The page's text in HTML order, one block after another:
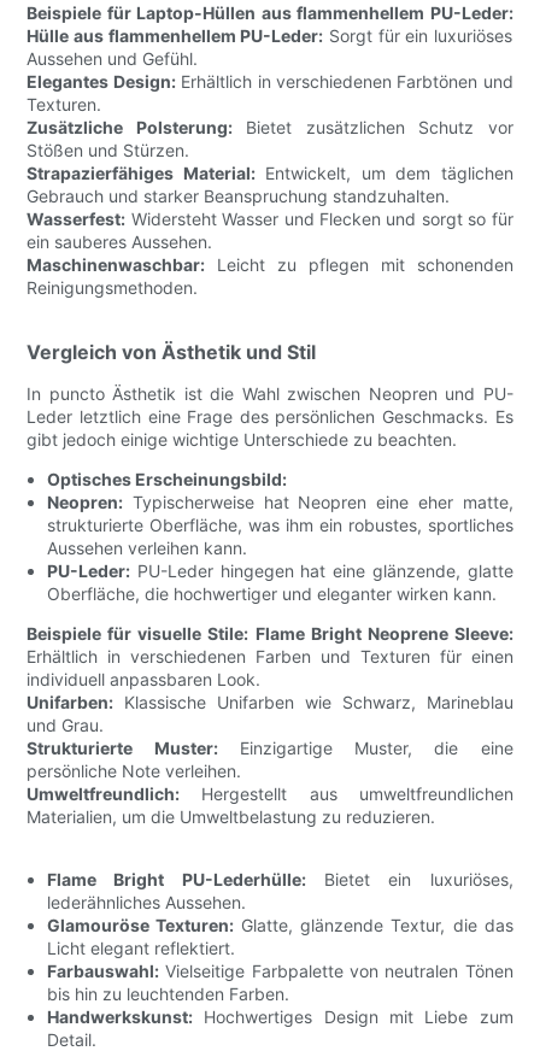
Beispiele für Laptop-Hüllen aus flammenhellem PU-Leder:
Hülle aus flammenhellem PU-Leder: Sorgt für ein luxuriöses
Aussehen und Gefühl.
Elegantes Design:Erhältlich in verschiedenen Farbtönen und
Texturen.
Zusätzliche Polsterung:Bietet zusätzlichen Schutz vor
Stößen und Stürzen.
Strapazierfähiges Material:Entwickelt, um dem täglichen
Gebrauch und starker Beanspruchung standzuhalten.
Wasserfest: Widersteht Wasser und Flecken und sorgt so für
ein sauberes Aussehen.
Maschinenwaschbar: Leicht zu pflegen mit schonenden
Reinigungsmethoden.
Vergleich von Ästhetik und Stil
In puncto Ästhetik ist die Wahl zwischen Neopren und PU-
Leder letztlich eine Frage des persönlichen Geschmacks. Es
gibt jedoch einige wichtige Unterschiede zu beachten.
Optisches Erscheinungsbild:
Neopren: Typischerweise hat Neopren eine eher matte,
strukturierte Oberfläche, was ihm ein robustes, sportliches
Aussehen verleihen kann.
PU-Leder: PU-Leder hingegen hat eine glänzende, glatte
Oberfläche, die hochwertiger und eleganter wirken kann.
Beispiele für visuelle Stile: Flame Bright Neoprene Sleeve:
Erhältlich in verschiedenen Farben und Texturen für einen
individuell anpassbaren Look.
Unifarben: Klassische Unifarben wie Schwarz, Marineblau
und Grau.
Strukturierte Muster:Einzigartige Muster, die eine
persönliche Note verleihen.
Umweltfreundlich: Hergestellt aus umweltfreundlichen
Materialien, um die Umweltbelastung zu reduzieren.
Flame Bright PU-Lederhülle:Bietet ein luxuriöses,
lederähnliches Aussehen.
Glamouröse Texturen: Glatte, glänzende Textur, die das
Licht elegant reflektiert.
Farbauswahl: Vielseitige Farbpalette von neutralen Tönen
bis hin zu leuchtenden Farben.
Handwerkskunst: Hochwertiges Design mit Liebe zum
Detail.